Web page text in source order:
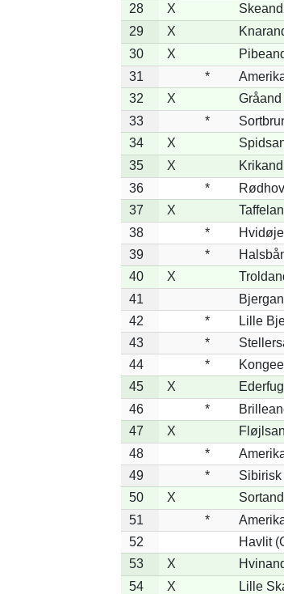
28
X
29
X
30
X
31
*
32
X
33
*
34
X
35
X
36
*
37
X
38
*
39
*
40
X
41
42
*
Lille
43
*
44
*
45
X
46
*
47
X
48
*
49
*
50
X
51
*
52
Havlit
53
X
54
X Lille